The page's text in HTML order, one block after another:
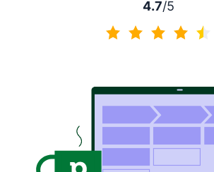
4.7/5